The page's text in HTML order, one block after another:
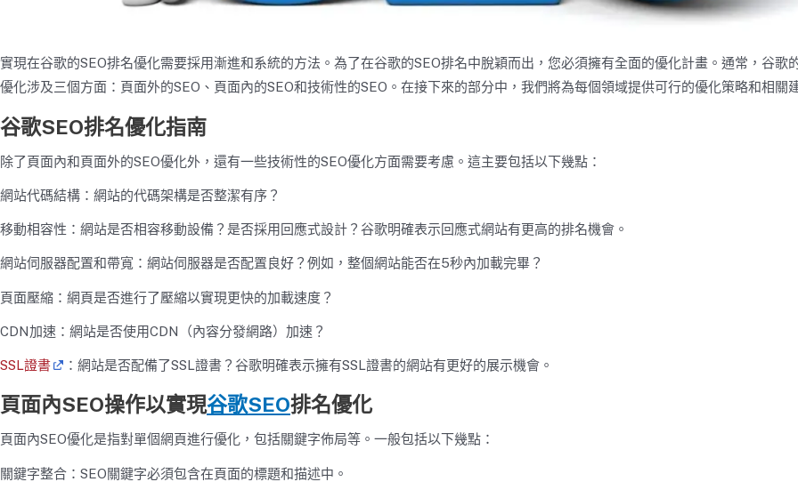
實現在谷歌的SEO排名優化需要採用漸進和系統的方法。為了在谷歌的SEO排名中脫穎而出，您必須擁有全面的優化計畫。通常，谷歌
優化涉及三個方面：頁面外的SEO、頁面內的SEO和技術性的SEO。在接下來的部分中，我們將為每個領域提供可行的優化策略和相關
谷歌SEO排名優化指南
除了頁面內和頁面外的SEO優化外，還有一些技術性的SEO優化方面需要考慮。這主要包括以下幾點：
網站代碼結構：網站的代碼架構是否整潔有序？
移動相容性：網站是否相容移動設備？是否採用回應式設計？谷歌明確表示回應式網站有更高的排名機會。
網站伺服器配置和帶寬：網站伺服器是否配置良好？例如，整個網站能否在5秒內加載完畢？
頁面壓縮：網頁是否進行了壓縮以實現更快的加載速度？
CDN加速：網站是否使用CDN（內容分發網路）加速？
SSL證書 ：網站是否配備了SSL證書？谷歌明確表示擁有SSL證書的網站有更好的展示機會。
頁面內SEO操作以實現谷歌SEO排名優化
頁面內SEO優化是指對單個網頁進行優化，包括關鍵字佈局等。一般包括以下幾點：
關鍵字整合：SEO關鍵字必須包含在頁面的標題和描述中。